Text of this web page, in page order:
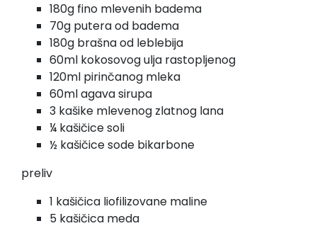
180g fino mlevenih badema
70g putera od badema
180g brašna od leblebija
60ml kokosovog ulja rastopljenog
120ml pirinčanog mleka
60ml agava sirupa
3 kašike mlevenog zlatnog lana
¼ kašičice soli
½ kašičice sode bikarbone
preliv
1 kašičica liofilizovane maline
5 kašičica meda